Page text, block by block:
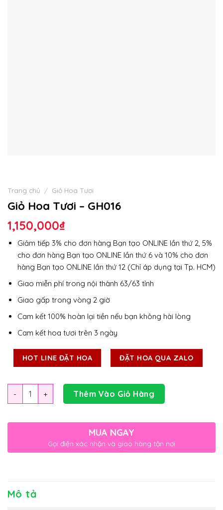
Trang chủ / Giỏ Hoa Tươi
Giỏ Hoa Tươi – GH016
1,150,000₫
Giảm tiếp 3% cho đơn hàng Bạn tạo ONLINE lần thứ 2, 5%
cho đơn hàng Bạn tạo ONLINE lần thứ 6 và 10% cho đơn
hàng Bạn tạo ONLINE lần thứ 12 (Chỉ áp dụng tại Tp. HCM)
Giao miễn phí trong nội thành 63/63 tỉnh
Giao gấp trong vòng 2 giờ
Cam kết 100% hoàn lại tiền nếu bạn không hài lòng
Cam kết hoa tươi trên 3 ngày
HOT LINE ĐẶT HOA ĐẶT HOA QUA ZALO
Số lượng Thêm Vào Giỏ Hàng
MUA NGAY
Gọi điện xác nhận và giao hàng tận nơi
Mô tả